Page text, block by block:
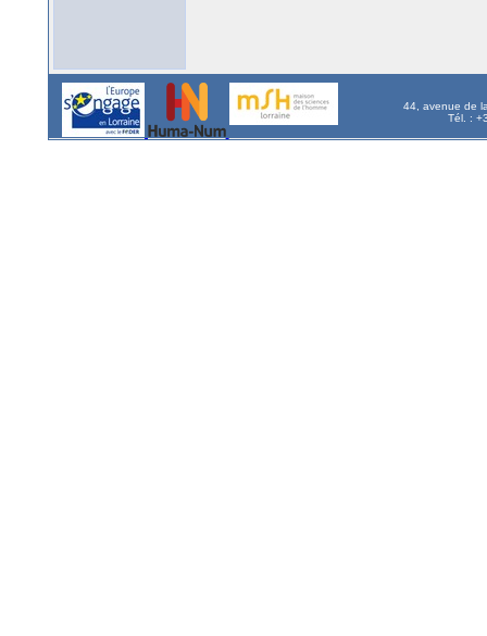
44, avenue de
Tél. :